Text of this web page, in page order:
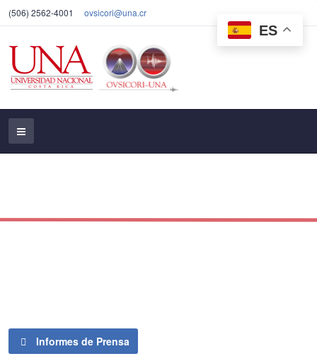
(506) 2562-4001 ovsicori@una.cr
ES
Informes de Prensa